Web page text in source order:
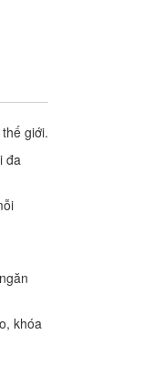
giới.
đa
khóa